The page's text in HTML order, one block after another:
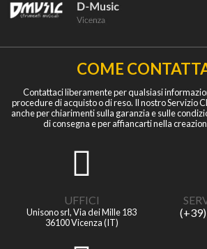
COME
Contattaci liberamente per qualsiasi
procedure di acquisto o di reso. Il nostro Servizio
anche per chiarimenti sulla garanzia e sulle
di consegna e per affiancarti nella
UFFICI
Unisono srl, Via dei Mille 183
36100 Vicenza (IT)